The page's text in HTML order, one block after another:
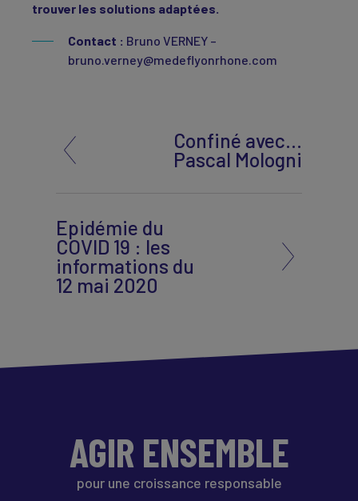
trouver les solutions adaptées.
Contact : Bruno VERNEY –
bruno.verney@medeflyonrhone.com
Confiné avec…
Pascal Mologni
Epidémie du
COVID 19 : les
informations du
12 mai 2020
AGIR ENSEMBLE
pour une croissance responsable